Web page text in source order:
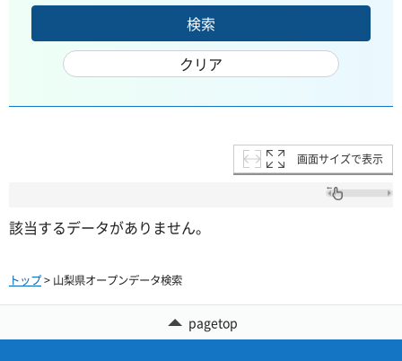
画面サイズで表示
該当するデータがありません。
トップ> 山梨県オープンデータ検索
pagetop